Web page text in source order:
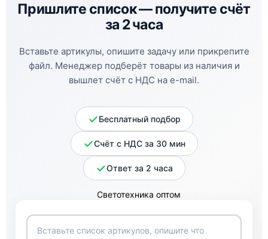
Пришлите список —получите счёт
за 2 часа
Вставьте артикулы, опишите задачу или прикрепите
файл. Менеджер подберёт товары из наличия и
вышлет счёт с НДС на e-mail.
Бесплатный подбор
Счёт с НДС за 30 мин
Ответ за 2 часа